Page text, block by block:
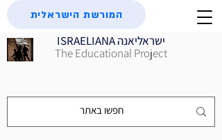
ISRAELIANA ישראליאנה
The Educational Project
המורשת הישראלית